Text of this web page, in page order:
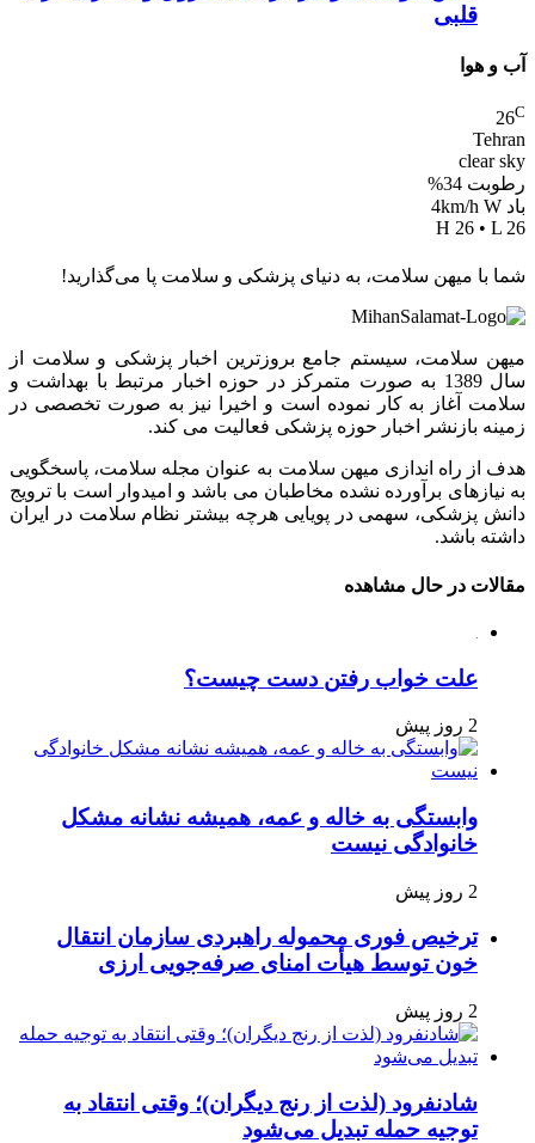
قلبی
آب و هوا
26C
Tehran
clear sky
رطوبت 34%
باد 4km/h W
H 26 • L 26
شما با میهن سلامت، به دنیای پزشکی و سلامت پا می‌گذارید!
میهن سلامت، سیستم جامع بروزترین اخبار پزشکی و سلامت از
سال 1389 به صورت متمرکز در حوزه اخبار مرتبط با بهداشت و
سلامت آغاز به کار نموده است و اخیرا نیز به صورت تخصصی در
زمینه بازنشر اخبار حوزه پزشکی فعالیت می کند.
هدف از راه اندازی میهن سلامت به عنوان مجله سلامت، پاسخگویی
به نیازهای برآورده نشده مخاطبان می باشد و امیدوار است با ترویج
دانش پزشکی، سهمی در پویایی هرچه بیشتر نظام سلامت در ایران
داشته باشد.
مقالات در حال مشاهده
علت خواب رفتن دست چیست؟
2 روز پیش
وابستگی به خاله و عمه، همیشه نشانه مشکل
خانوادگی نیست
2 روز پیش
ترخیص فوری محموله راهبردی سازمان انتقال
خون توسط هیأت امنای صرفه‌جویی ارزی
2 روز پیش
شادنفرود (لذت از رنج دیگران)؛ وقتی انتقاد به
توجیه حمله تبدیل می‌شود